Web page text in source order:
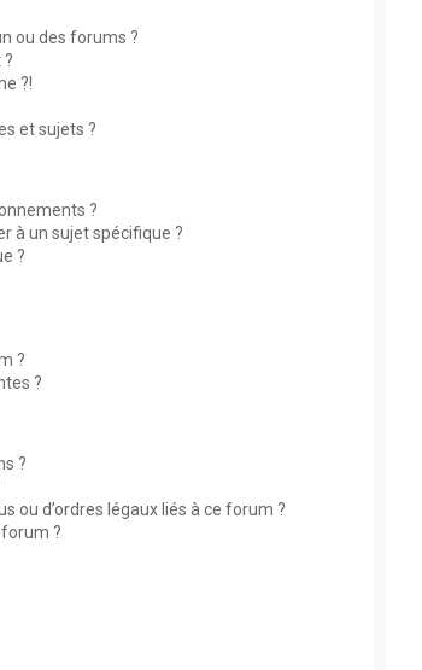
ou des forums ?
?!
et sujets ?
?
à un sujet spécifique ?
?
?
?
?
ou d’ordres légaux liés à ce forum ?
?